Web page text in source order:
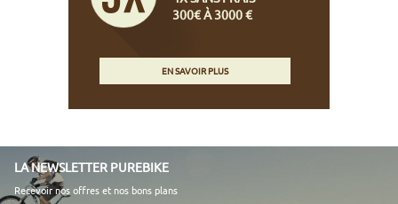
300€ À 3000 €
EN SAVOIR PLUS
LA NEWSLETTER PUREBIKE
Recevoir nos offres et nos bons plans